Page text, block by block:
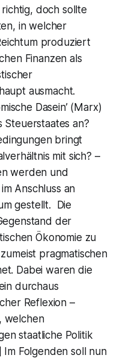
doch sollte
in welcher
produziert
Finanzen als
ausmacht.
Dasein’ (Marx)
Steuerstaates an?
bringt
mit sich? –
werden und
Anschluss an
gestellt. Die
der
Ökonomie zu
pragmatischen
Dabei waren die
durchaus
Reflexion –
welchen
staatliche Politik
Folgenden soll nun